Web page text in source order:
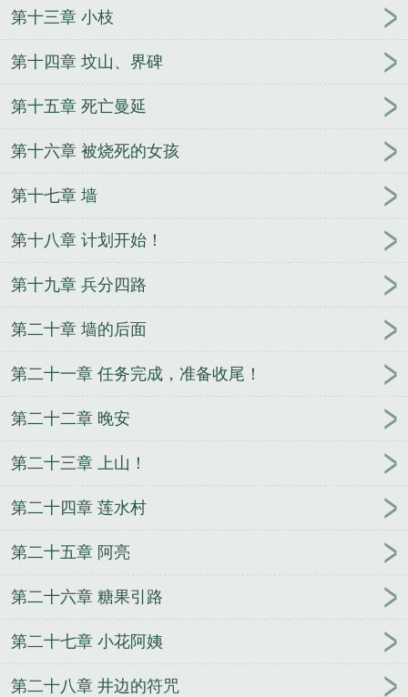
第十三章 小枝
第十四章 坟山、界碑
第十五章 死亡曼延
第十六章 被烧死的女孩
第十七章 墙
第十八章 计划开始！
第十九章 兵分四路
第二十章 墙的后面
第二十一章 任务完成，准备收尾！
第二十二章 晚安
第二十三章 上山！
第二十四章 莲水村
第二十五章 阿亮
第二十六章 糖果引路
第二十七章 小花阿姨
第二十八章 井边的符咒